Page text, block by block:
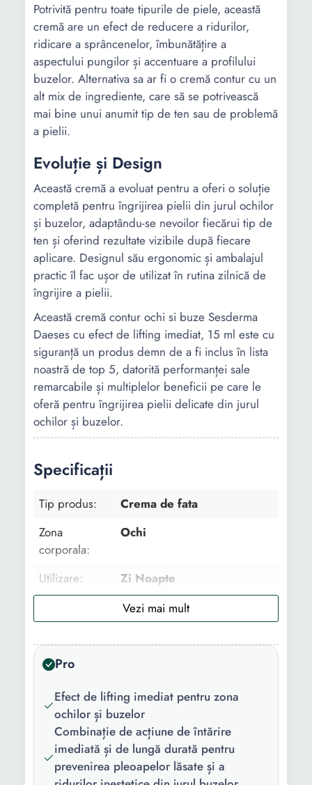
Potrivită pentru toate tipurile de piele, această
cremă are un efect de reducere a ridurilor,
ridicare a sprâncenelor, îmbunătățire a
aspectului pungilor și accentuare a profilului
buzelor. Alternativa sa ar fi o cremă contur cu un
alt mix de ingrediente, care să se potrivească
mai bine unui anumit tip de ten sau de problemă
a pielii.
Evoluție și Design
Această cremă a evoluat pentru a oferi o soluție
completă pentru îngrijirea pielii din jurul ochilor
și buzelor, adaptându-se nevoilor fiecărui tip de
ten și oferind rezultate vizibile după fiecare
aplicare. Designul său ergonomic și ambalajul
practic îl fac ușor de utilizat în rutina zilnică de
îngrijire a pielii.
Această cremă contur ochi si buze Sesderma
Daeses cu efect de lifting imediat, 15 ml este cu
siguranță un produs demn de a fi inclus în lista
noastră de top 5, datorită performanței sale
remarcabile și multiplelor beneficii pe care le
oferă pentru îngrijirea pielii delicate din jurul
ochilor și buzelor.
Specificații
Tip produs:
Crema de fata
Zona
corporala:
Ochi
Utilizare:
Zi Noapte
Dermatocosmetic
Forma/Textura:
Proprietati:
Acid hialuronic Aloe vera
Continut
pachet:
1 x Crema
Cantitate: 15 ml
Pro
Efect de lifting imediat pentru zona
ochilor și buzelor
Combinație de acțiune de întărire
imediată și de lungă durată pentru
prevenirea pleoapelor lăsate și a